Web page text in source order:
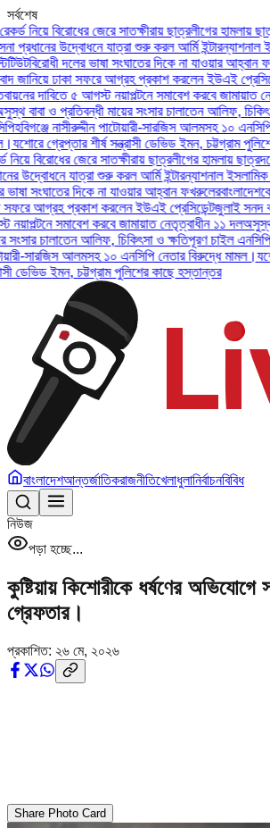
সর্বশেষ
নিয়ে বিরোধের জেরে সাতক্ষীরায় ছাত্রলীগের হামলায়
প্রধানের উদ্বোধনে যাত্রা শুরু করল আর্মি ইন্টারন্যাশনাল
বিরোধী দলের ভাষা সংঘাতের দিকে না যাওয়ার আহ্বান
জানিয়ে ঢাকা সফরে আগ্রহ প্রকাশ করলেন ইউএই
দাবিতে ৫ আগস্ট নয়াপল্টনে সমাবেশ করবে জামায়াত
বাবা ও প্রতিবন্ধী মায়ের সংসার চালাতেন আলিফ,
হবিগঞ্জে নাসীরুদ্দীন পাটোয়ারী-সারজিস আলমসহ ১০ এনসিপি
গ্রেপ্তার শীর্ষ সন্ত্রাসী ডেভিড ইমন, চট্টগ্রাম
বিরোধের জেরে সাতক্ষীরায় ছাত্রলীগের হামলায়
উদ্বোধনে যাত্রা শুরু করল আর্মি ইন্টারন্যাশনাল ইসলামিক
সংঘাতের দিকে না যাওয়ার আহ্বান ফখরুলেরবাংলাদেশকে
আগ্রহ প্রকাশ করলেন ইউএই প্রেসিডেন্টজুলাই সনদ
সমাবেশ করবে জামায়াত নেতৃত্বাধীন ১১ দলঅসুস্থ
চালাতেন আলিফ, চিকিৎসা ও ক্ষতিপূরণ চাইল এনসিপি
সারজিস আলমসহ ১০ এনসিপি নেতার বিরুদ্ধে মামল।
ডেভিড ইমন, চট্টগ্রাম পুলিশের কাছে হস্তান্তর
বাংলাদেশআন্তর্জাতিকরাজনীতিখেলাধুলানির্বাচনবিবিধ
নিউজ
পড়া হচ্ছে...
কুষ্টিয়ায় কিশোরীকে ধর্ষণের অভিযোগে
গ্রেফতার।
প্রকাশিত: ২৬ মে, ২০২৬
Share Photo Card